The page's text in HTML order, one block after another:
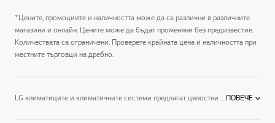
*Цените, промоциите и наличността може да са различни в различните
магазини и онлайн. Цените може да бъдат променяни без предизвестие.
Количествата са ограничени. Проверете крайната цена и наличността при
местните търговци на дребно.
LG климатиците и климатичните системи предлагат цялостни решения за всички видове сгради, от частни жилища до промишлени обекти.Дизайнът, характеристиките и спецификациите са предмет на промяна без предизвестие. Изображенията на екрана са симулирани и/или драматизирани. Някои характеристики във видеото е възможно да се предлагат за всички модели. Вижте раздела ТЕХНИЧЕСКИ СПЕЦИФИКАЦИИ за пълен списък на характеристиките по модели. Характеристиките, показани на продуктовите изображения, може да се различават за различните региони, държави и модели.ПОВЕЧЕ